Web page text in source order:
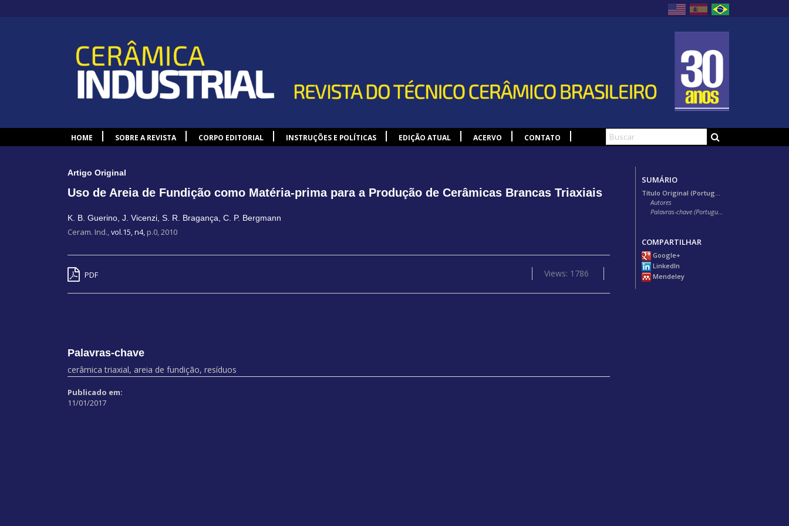
HOME SOBRE A REVISTA CORPO EDITORIAL INSTRUÇÕES E POLÍTICAS EDIÇÃO ATUAL ACERVO CONTATO
Artigo Original
Uso de Areia de Fundição como Matéria-prima para a Produção de Cerâmicas Brancas Triaxiais
K. B. Guerino ,J. Vicenzi ,S. R. Bragança ,C. P. Bergmann
Ceram. Ind.,vol.15, n4, p.0, 2010
PDF Views: 1786
Palavras-chave
cerâmica triaxial, areia de fundição, resíduos
Publicado em:
11/01/2017
SUMÁRIO
Autores
COMPARTILHAR
Google+
LinkedIn
Mendeley